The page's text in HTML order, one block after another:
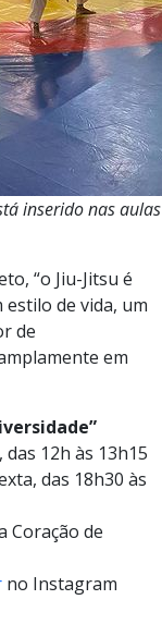
inserido nas
“o Jiu-Jitsu é
de vida, um
de
em
12h às 13h15
das 18h30 às
Coração de
no Instagram